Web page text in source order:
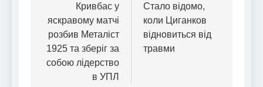
записівКривбас у
яскравому матчі
розбив Металіст
1925 та зберіг за
собою лідерство
в УПЛ
Стало відомо,
коли Циганков
відновиться від
травми